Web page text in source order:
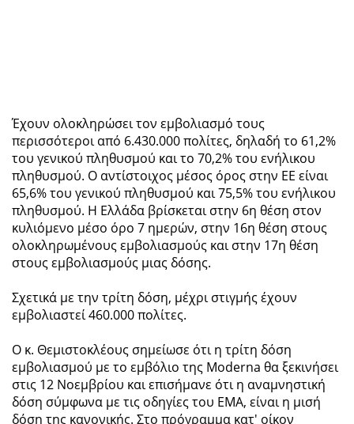
Έχουν ολοκληρώσει τον εμβολιασμό τους
περισσότεροι από 6.430.000 πολίτες, δηλαδή το 61,2%
του γενικού πληθυσμού και το 70,2% του ενήλικου
πληθυσμού. Ο αντίστοιχος μέσος όρος στην ΕΕ είναι
65,6% του γενικού πληθυσμού και 75,5% του ενήλικου
πληθυσμού. Η Ελλάδα βρίσκεται στην 6η θέση στον
κυλιόμενο μέσο όρο 7 ημερών, στην 16η θέση στους
ολοκληρωμένους εμβολιασμούς και στην 17η θέση
στους εμβολιασμούς μιας δόσης.
Σχετικά με την τρίτη δόση, μέχρι στιγμής έχουν
εμβολιαστεί 460.000 πολίτες.
Ο κ. Θεμιστοκλέους σημείωσε ότι η τρίτη δόση
εμβολιασμού με το εμβόλιο της Moderna θα ξεκινήσει
στις 12 Νοεμβρίου και επισήμανε ότι η αναμνηστική
δόση σύμφωνα με τις οδηγίες του ΕΜΑ, είναι η μισή
δόση της κανονικής. Στο πρόγραμμα κατ' οίκον